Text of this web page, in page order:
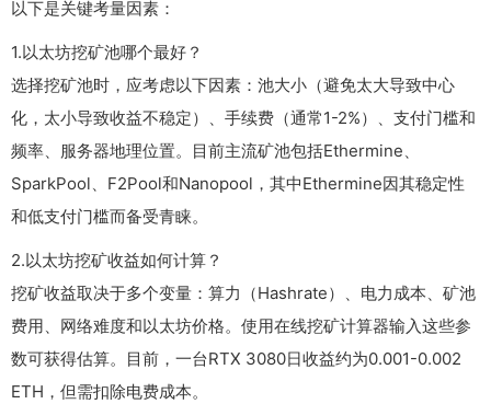
以下是关键考量因素：
1.以太坊挖矿池哪个最好？
选择挖矿池时，应考虑以下因素：池大小（避免太大导致中心
化，太小导致收益不稳定）、手续费（通常1-2%）、支付门槛和
频率、服务器地理位置。目前主流矿池包括Ethermine、
SparkPool、F2Pool和Nanopool，其中Ethermine因其稳定性
和低支付门槛而备受青睐。
2.以太坊挖矿收益如何计算？
挖矿收益取决于多个变量：算力（Hashrate）、电力成本、矿池
费用、网络难度和以太坊价格。使用在线挖矿计算器输入这些参
数可获得估算。目前，一台RTX 3080日收益约为0.001-0.002
ETH，但需扣除电费成本。